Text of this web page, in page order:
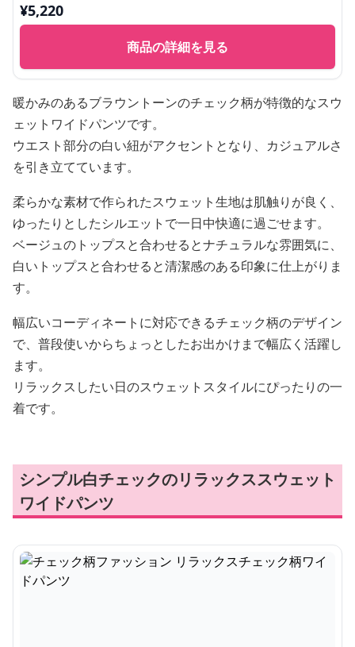
¥5,220
商品の詳細を見る
暖かみのあるブラウントーンのチェック柄が特徴的なスウ
ェットワイドパンツです。
ウエスト部分の白い紐がアクセントとなり、カジュアルさ
を引き立てています。
柔らかな素材で作られたスウェット生地は肌触りが良く、
ゆったりとしたシルエットで一日中快適に過ごせます。
ベージュのトップスと合わせるとナチュラルな雰囲気に、
白いトップスと合わせると清潔感のある印象に仕上がりま
す。
幅広いコーディネートに対応できるチェック柄のデザイン
で、普段使いからちょっとしたお出かけまで幅広く活躍し
ます。
リラックスしたい日のスウェットスタイルにぴったりの一
着です。
シンプル白チェックのリラックススウェット
ワイドパンツ